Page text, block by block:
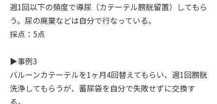
週1回以下の頻度で導尿（カテーテル膀胱留置）してもら
う。尿の廃棄などは自分で行なっている。
採点：5点
▶︎事例3
バルーンカテーテルを1ヶ月4回替えてもらい、週1回膀胱
洗浄してもらうが、蓄尿袋を自分で失敗せずに交換す